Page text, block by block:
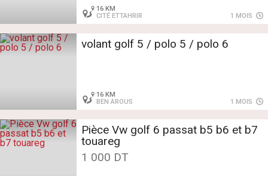
16 KM
CITÉ ETTAHRIR
1 MOIS
volant golf 5 / polo 5 / polo 6
16 KM
BEN AROUS
1 MOIS
Pièce Vw golf 6 passat b5 b6 et b7
touareg
1 000 DT